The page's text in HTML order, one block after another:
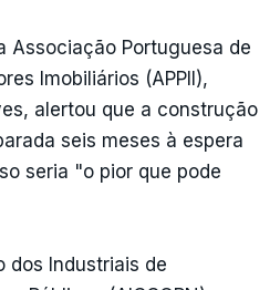
Associação Portuguesa de
Imobiliários (APPII),
alertou que a construção
seis meses à espera
seria "o pior que pode
dos Industriais de